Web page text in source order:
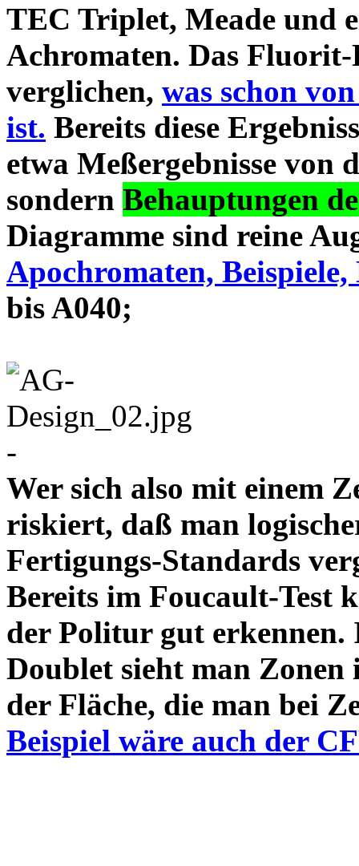
TEC Triplet, Meade und
Achromaten. Das
verglichen, was schon
ist. Bereits diese
etwa Meßergebnisse von
sondern Behauptungen
Diagramme sind reine
Apochromaten, Beispiele,
bis A040;
-
Wer sich also mit einem
riskiert, daß man
Fertigungs-Standards
Bereits im Foucault-Test
der Politur gut
Doublet sieht man Zonen
der Fläche, die man bei
Beispiel wäre auch der